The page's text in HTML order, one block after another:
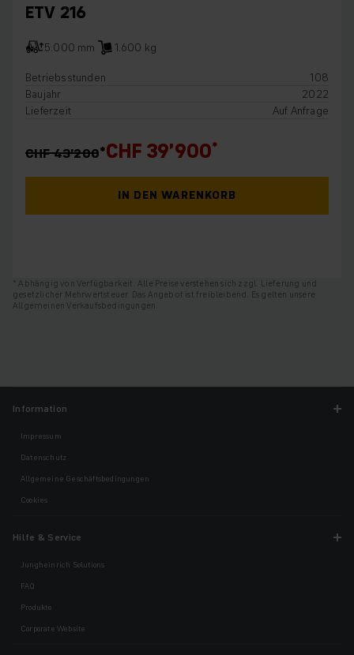
ETV 216
5.000 mm
1.600 kg
Betriebsstunden
108
Baujahr
2022
Lieferzeit
Auf Anfrage
CHF 43’200 CHF 39’900
IN DEN WARENKORB
* Abhängig von Verfügbarkeit. Alle Preise verstehen sich zzgl. Lieferung und
gesetzlicher Mehrwertsteuer. Das Angebot ist freibleibend. Es gelten unsere
Allgemeinen Verkaufsbedingungen.
Information
Impressum
Datenschutz
Allgemeine Geschäftsbedingungen
Cookies
Hilfe & Service
Jungheinrich Solutions
FAQ
Produkte
Corporate Website